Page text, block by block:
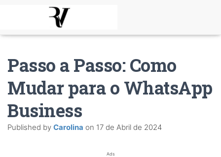
Passo a Passo: Como
Mudar para o WhatsApp
Business
Published by Carolina on 17 de Abril de 2024
Ads